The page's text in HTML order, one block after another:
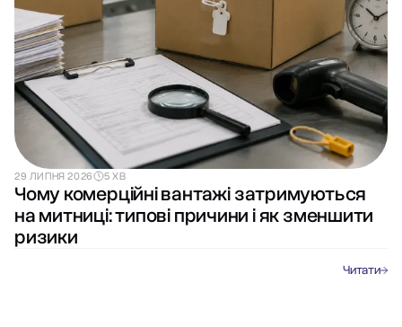
29 ЛИПНЯ 2026 5 ХВ
Чому комерційні вантажі затримуються
на митниці: типові причини і як зменшити
ризики
Читати